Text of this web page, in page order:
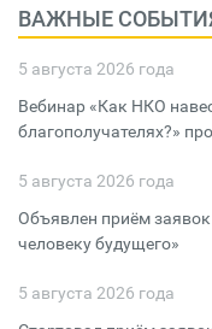
ВАЖНЫЕ
5 августа 2026 года
Вебинар «Как НКО
благополучателях?»
5 августа 2026 года
Объявлен приём
человеку будущего»
5 августа 2026 года